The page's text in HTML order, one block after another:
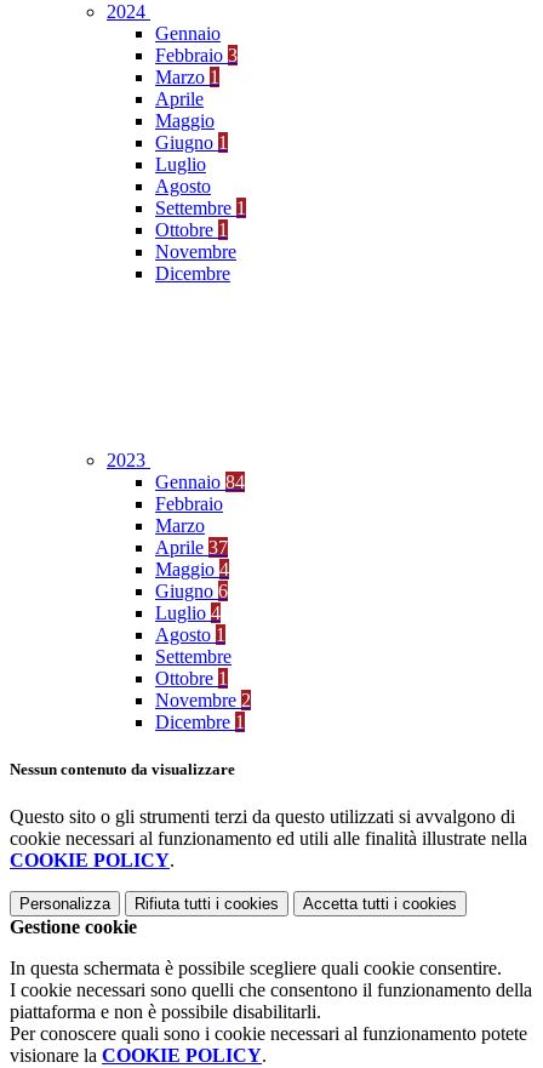
2024
Gennaio
Febbraio 3
Marzo 1
Aprile
Maggio
Giugno 1
Luglio
Agosto
Settembre 1
Ottobre 1
Novembre
Dicembre
2023
Gennaio 84
Febbraio
Marzo
Aprile 37
Maggio 4
Giugno 6
Luglio 4
Agosto 1
Settembre
Ottobre 1
Novembre 2
Dicembre 1
Nessun contenuto da visualizzare
Questo sito o gli strumenti terzi da questo utilizzati si avvalgono di
cookie necessari al funzionamento ed utili alle finalità illustrate nella
COOKIE POLICY.
Personalizza Rifiuta tutti i cookies Accetta tutti i cookies
Gestione cookie
In questa schermata è possibile scegliere quali cookie consentire.
I cookie necessari sono quelli che consentono il funzionamento della
piattaforma e non è possibile disabilitarli.
Per conoscere quali sono i cookie necessari al funzionamento potete
visionare la COOKIE POLICY.